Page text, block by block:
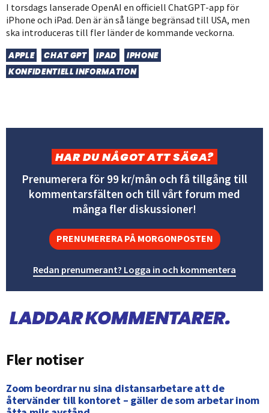
I torsdags lanserade OpenAI en officiell ChatGPT-app för
iPhone och iPad. Den är än så länge begränsad till USA, men
ska introduceras till fler länder de kommande veckorna.
APPLE CHAT GPT IPAD
IPHONE
KONFIDENTIELL INFORMATION
HAR DU NÅGOT ATT SÄGA?
Prenumerera för 99 kr/mån och få tillgång till
kommentarsfälten och till vårt forum med
många fler diskussioner!
PRENUMERERA PÅ MORGONPOSTEN
Redan prenumerant? Logga in och kommentera
Fler notiser
Zoom beordrar nu sina distansarbetare att de
återvänder till kontoret – gäller de som arbetar inom